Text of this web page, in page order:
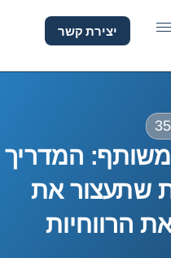
יצירת קשר
משותף: המדריך
שתעצור את
הרווחיות